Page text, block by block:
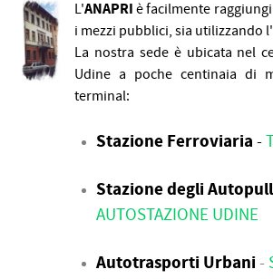
L'ANAPRI è facilmente
i mezzi pubblici, sia utilizzando
La nostra sede è ubicata nel
Udine a poche centinaia di
terminal:
Stazione Ferroviaria -
Stazione degli
AUTOSTAZIONE UDINE
Autotrasporti Urbani -